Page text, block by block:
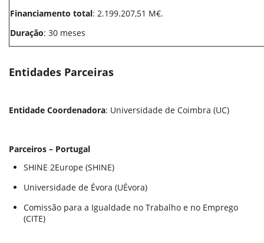
Financiamento total: 2.199.207,51 M€.
Duração: 30 meses
Entidades Parceiras
Entidade Coordenadora: Universidade de Coimbra (UC)
Parceiros – Portugal
SHINE 2Europe (SHINE)
Universidade de Évora (UÉvora)
Comissão para a Igualdade no Trabalho e no Emprego
(CITE)